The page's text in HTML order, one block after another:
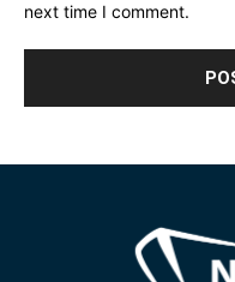
next time I comment.